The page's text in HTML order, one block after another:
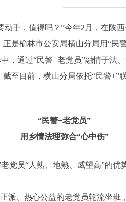
手，值得吗？”今年2月，在陕
是榆林市公安局横山分局用“民
通过“民警+老党员”融情于法
至目前，横山分局依托“民警+”
“民警+老党员”
用乡情法理弥合“心中伤”
党员“人熟、地熟、威望高”的
派、热心公益的老党员轮流坐